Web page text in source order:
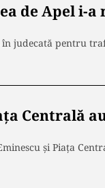
de Apel i-a
judecată pentru
Centrală
și Piața